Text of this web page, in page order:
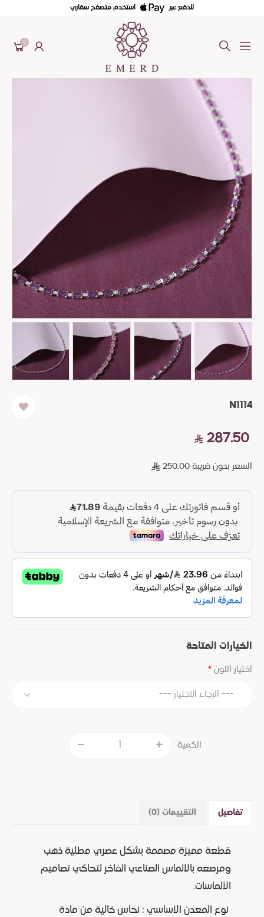
للدفع عبر استخدم متصفح سفاري
0
N1114
287.50
السعر بدون ضريبة 250.00
الخيارات المتاحة
اختيار اللون
الكمية
تفاصيل التقييمات (0)
قطعة مميزة مصممة بشكل عصري مطلية ذهب
ومرصعه بالألماس الصناعي الفاخر لتحاكي تصاميم
الألماسات.
نوع المعدن الاساسي : نحاس خالية من مادة